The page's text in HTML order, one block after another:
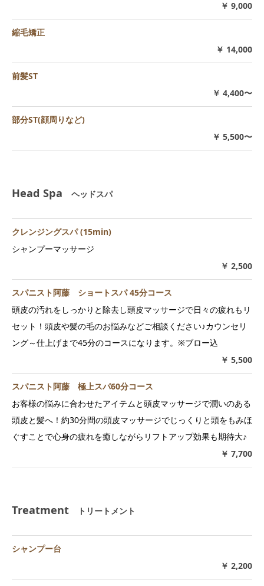
￥ 9,000
縮毛矯正
￥ 14,000
前髪ST
￥ 4,400〜
部分ST(顔周りなど)
￥ 5,500〜
Head Spa ヘッドスパ
クレンジングスパ (15min)
シャンプーマッサージ
￥ 2,500
スパニスト阿藤 ショートスパ 45分コース
頭皮の汚れをしっかりと除去し頭皮マッサージで日々の疲れもリ
セット！頭皮や髪の毛のお悩みなどご相談ください♪カウンセリ
ング～仕上げまで45分のコースになります。※ブロー込
￥ 5,500
スパニスト阿藤 極上スパ60分コース
お客様の悩みに合わせたアイテムと頭皮マッサージで潤いのある
頭皮と髪へ！約30分間の頭皮マッサージでじっくりと頭をもみほ
ぐすことで心身の疲れを癒しながらリフトアップ効果も期待大♪
￥ 7,700
Treatment トリートメント
シャンプー台
￥ 2,200